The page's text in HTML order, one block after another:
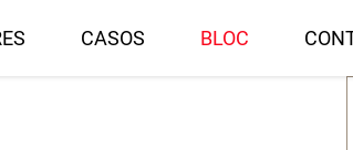
CASOS BLOC